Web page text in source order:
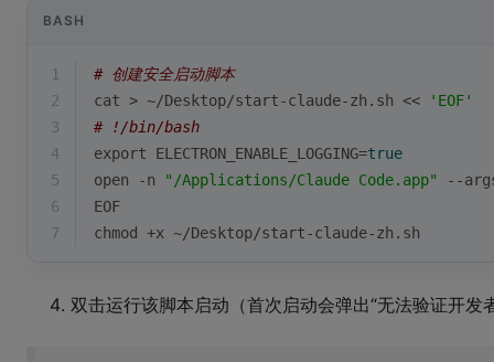
BASH
1
# 创建安全启动脚本
2
cat > ~/Desktop/start-claude-zh.sh <<
'EOF'
3
# !/bin/bash
4
export ELECTRON_ENABLE_LOGGING=true
5
open -n "/Applications/Claude Code.app"
--
6
EOF
7
chmod +x ~/Desktop/start-claude-zh.sh
双击运行该脚本启动（首次启动会弹出“无法验证开发